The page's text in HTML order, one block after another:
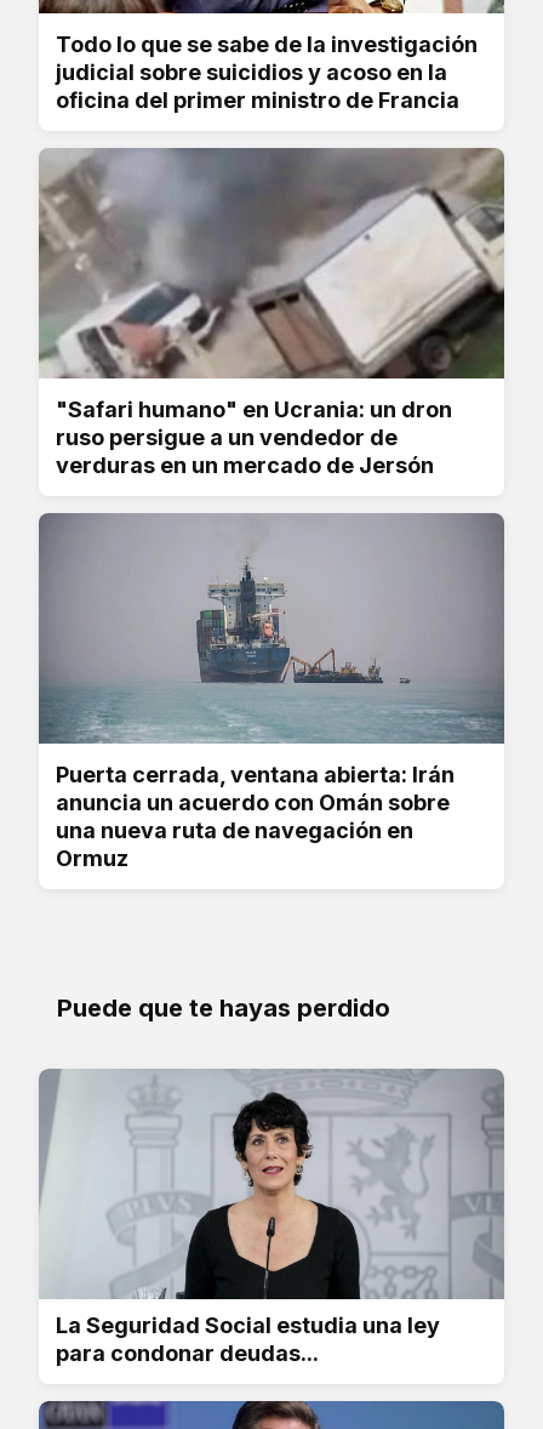
Todo lo que se sabe de la investigación
judicial sobre suicidios y acoso en la
oficina del primer ministro de Francia
"Safari humano" en Ucrania: un dron
ruso persigue a un vendedor de
verduras en un mercado de Jersón
Puerta cerrada, ventana abierta: Irán
anuncia un acuerdo con Omán sobre
una nueva ruta de navegación en
Ormuz
Puede que te hayas perdido
La Seguridad Social estudia una ley
para condonar deudas...